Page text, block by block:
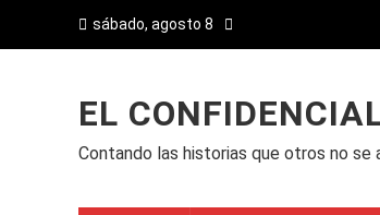
sábado, agosto 8
EL
Contando las historias que otros no se